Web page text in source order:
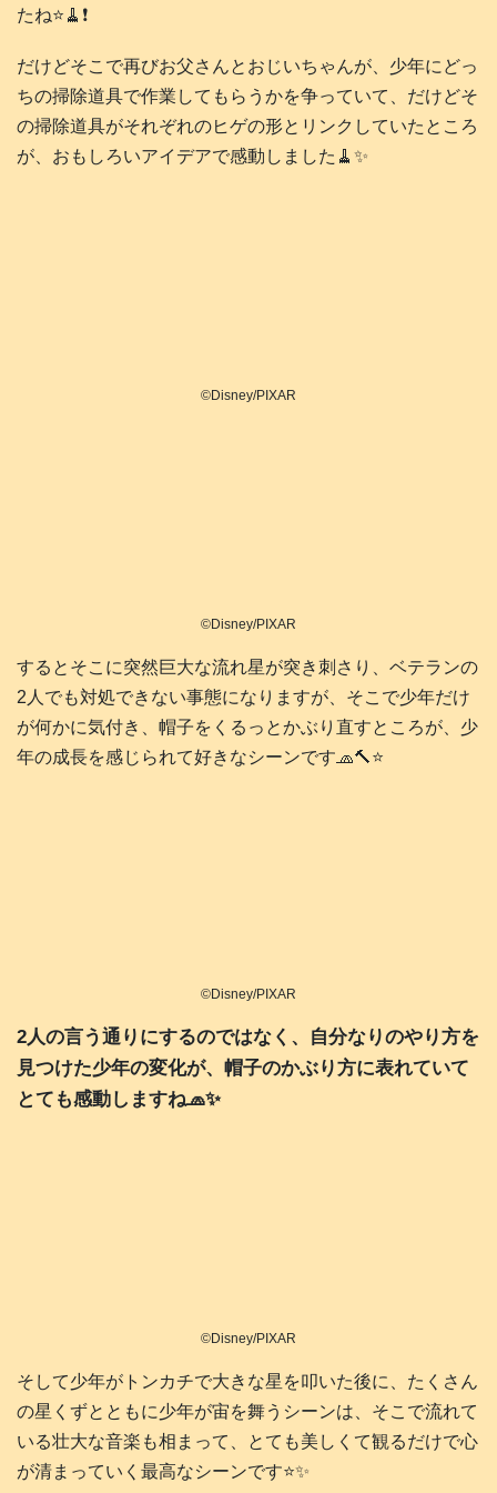
たね⭐️🧹❗️
だけどそこで再びお父さんとおじいちゃんが、少年にどっ
ちの掃除道具で作業してもらうかを争っていて、だけどそ
の掃除道具がそれぞれのヒゲの形とリンクしていたところ
が、おもしろいアイデアで感動しました🧹✨️
©Disney/PIXAR
©Disney/PIXAR
するとそこに突然巨大な流れ星が突き刺さり、ベテランの
2人でも対処できない事態になりますが、そこで少年だけ
が何かに気付き、帽子をくるっとかぶり直すところが、少
年の成長を感じられて好きなシーンです🧢🔨⭐️
©Disney/PIXAR
2人の言う通りにするのではなく、自分なりのやり方を
見つけた少年の変化が、帽子のかぶり方に表れていて
とても感動しますね🧢✨️
©Disney/PIXAR
そして少年がトンカチで大きな星を叩いた後に、たくさん
の星くずとともに少年が宙を舞うシーンは、そこで流れて
いる壮大な音楽も相まって、とても美しくて観るだけで心
が清まっていく最高なシーンです⭐️✨️